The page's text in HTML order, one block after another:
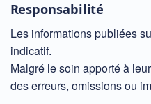
Responsabilité
Les informations publiées
indicatif.
Malgré le soin apporté à
des erreurs, omissions ou